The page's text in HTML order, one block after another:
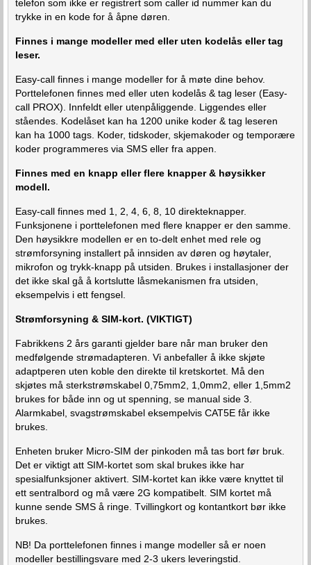
telefon som ikke er registrert som caller id nummer kan du
trykke in en kode for å åpne døren.
Finnes i mange modeller med eller uten kodelås eller tag
leser.
Easy-call finnes i mange modeller for å møte dine behov.
Porttelefonen finnes med eller uten kodelås & tag leser (Easy-
call PROX). Innfeldt eller utenpåliggende. Liggendes eller
ståendes. Kodelåset kan ha 1200 unike koder & tag leseren
kan ha 1000 tags. Koder, tidskoder, skjemakoder og temporære
koder programmeres via SMS eller fra appen.
Finnes med en knapp eller flere knapper & høysikker
modell.
Easy-call finnes med 1, 2, 4, 6, 8, 10 direkteknapper.
Funksjonene i porttelefonen med flere knapper er den samme.
Den høysikkre modellen er en to-delt enhet med rele og
strømforsyning installert på innsiden av døren og høytaler,
mikrofon og trykk-knapp på utsiden. Brukes i installasjoner der
det ikke skal gå å kortslutte låsmekanismen fra utsiden,
eksempelvis i ett fengsel.
Strømforsyning & SIM-kort. (VIKTIGT)
Fabrikkens 2 års garanti gjelder bare når man bruker den
medfølgende strømadapteren. Vi anbefaller å ikke skjøte
adaptperen uten koble den direkte til kretskortet. Må den
skjøtes må sterkstrømskabel 0,75mm2, 1,0mm2, eller 1,5mm2
brukes for både inn og ut spenning, se manual side 3.
Alarmkabel, svagstrømskabel eksempelvis CAT5E får ikke
brukes.
Enheten bruker Micro-SIM der pinkoden må tas bort før bruk.
Det er viktigt att SIM-kortet som skal brukes ikke har
spesialfunksjoner aktivert. SIM-kortet kan ikke være knyttet til
ett sentralbord og må være 2G kompatibelt. SIM kortet må
kunne sende SMS å ringe. Tvillingkort og kontantkort bør ikke
brukes.
NB! Da porttelefonen finnes i mange modeller så er noen
modeller bestillingsvare med 2-3 ukers leveringstid.